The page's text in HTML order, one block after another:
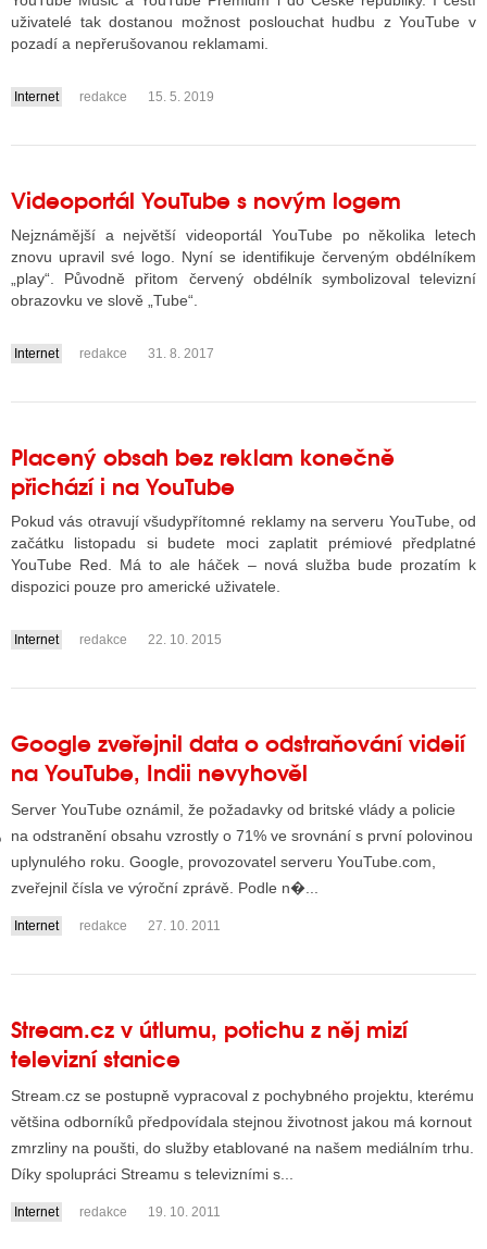
TELEVIZÍ
INTERNET
RÁDIA
STRÁNKY TV
TISK
BLOGERA
DISKUTÉRA NA RADIOTV
STARŠÍCH DISKUZÍ
uživatelé tak dostanou možnost poslouchat hudbu z YouTube v
pozadí a nepřerušovanou reklamami.
....
Internet redakce 15. 5. 2019
Videoportál YouTube s novým logem
Nejznámější a největší videoportál YouTube po několika letech
znovu upravil své logo. Nyní se identifikuje červeným obdélníkem
„play“. Původně přitom červený obdélník symbolizoval televizní
obrazovku ve slově „Tube“.
....
Internet redakce 31. 8. 2017
Placený obsah bez reklam konečně
přichází i na YouTube
Pokud vás otravují všudypřítomné reklamy na serveru YouTube, od
začátku listopadu si budete moci zaplatit prémiové předplatné
YouTube Red. Má to ale háček – nová služba bude prozatím k
dispozici pouze pro americké uživatele.
....
Internet redakce 22. 10. 2015
Google zveřejnil data o odstraňování videií
na YouTube, Indii nevyhověl
Server YouTube oznámil, že požadavky od britské vlády a policie
na odstranění obsahu vzrostly o 71% ve srovnání s první polovinou
uplynulého roku. Google, provozovatel serveru YouTube.com,
zveřejnil čísla ve výroční zprávě. Podle n�...
Internet redakce 27. 10. 2011
Stream.cz v útlumu, potichu z něj mizí
televizní stanice
Stream.cz se postupně vypracoval z pochybného projektu, kterému
většina odborníků předpovídala stejnou životnost jakou má kornout
zmrzliny na poušti, do služby etablované na našem mediálním trhu.
Díky spolupráci Streamu s televizními s...
Internet redakce 19. 10. 2011